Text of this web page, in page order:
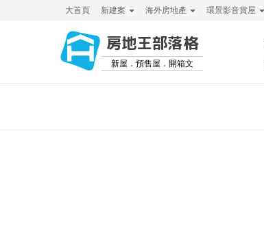
大首頁 新建案 海外房地產 環景影音賞屋
房地王部落格
新屋．預售屋．開箱文